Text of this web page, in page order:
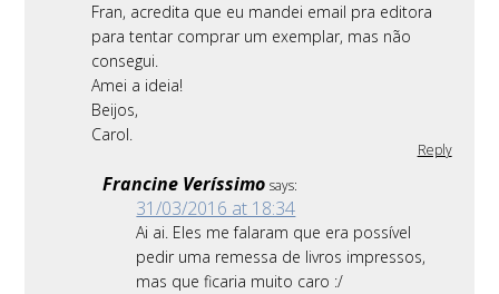
Fran, acredita que eu mandei email pra editora
para tentar comprar um exemplar, mas não
consegui.
Amei a ideia!
Beijos,
Carol.
Reply
Francine Veríssimo says:
31/03/2016 at 18:34
Ai ai. Eles me falaram que era possível
pedir uma remessa de livros impressos,
mas que ficaria muito caro :/